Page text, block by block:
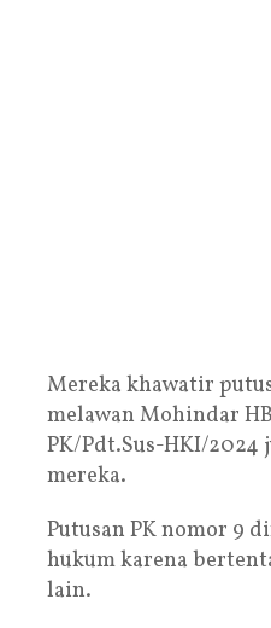
Mereka khawatir
melawan Mohindar
PK/Pdt.Sus-HKI/2024
mereka.
Putusan PK nomor 9
hukum karena
lain.